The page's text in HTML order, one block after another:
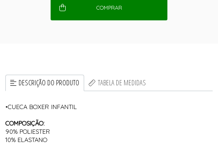
COMPRAR
DESCRIÇÃO DO PRODUTO TABELA DE MEDIDAS
•CUECA BOXER INFANTIL
COMPOSIÇÃO:
90% POLIESTER
10% ELASTANO